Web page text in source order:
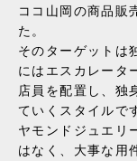
ココ山岡の商品販
た。
そのターゲットは
にはエスカレータ
店員を配置し、独
ていくスタイルで
ヤモンドジュエリ
はなく、大事な用